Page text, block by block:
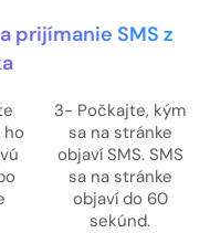
prijímanie SMS z
ho
3- Počkajte, kým
sa na stránke
objaví SMS. SMS
sa na stránke
objaví do 60
sekúnd.